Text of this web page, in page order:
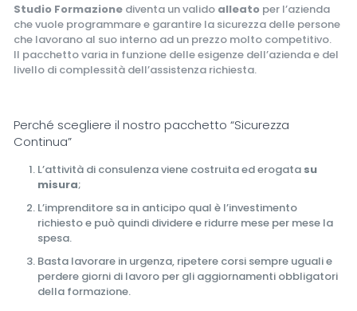
Studio Formazione diventa un valido alleato per l’azienda
che vuole programmare e garantire la sicurezza delle persone
che lavorano al suo interno ad un prezzo molto competitivo.
Il pacchetto varia in funzione delle esigenze dell’azienda e del
livello di complessità dell’assistenza richiesta.
Perché scegliere il nostro pacchetto “Sicurezza
Continua”
L’attività di consulenza viene costruita ed erogata su
misura;
L’imprenditore sa in anticipo qual è l’investimento
richiesto e può quindi dividere e ridurre mese per mese la
spesa.
Basta lavorare in urgenza, ripetere corsi sempre uguali e
perdere giorni di lavoro per gli aggiornamenti obbligatori
della formazione.